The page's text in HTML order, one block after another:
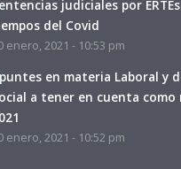
judiciales por
del Covid
enero, 2021 - 10:53 pm
en materia Laboral y
a tener en cuenta como
enero, 2021 - 10:52 pm